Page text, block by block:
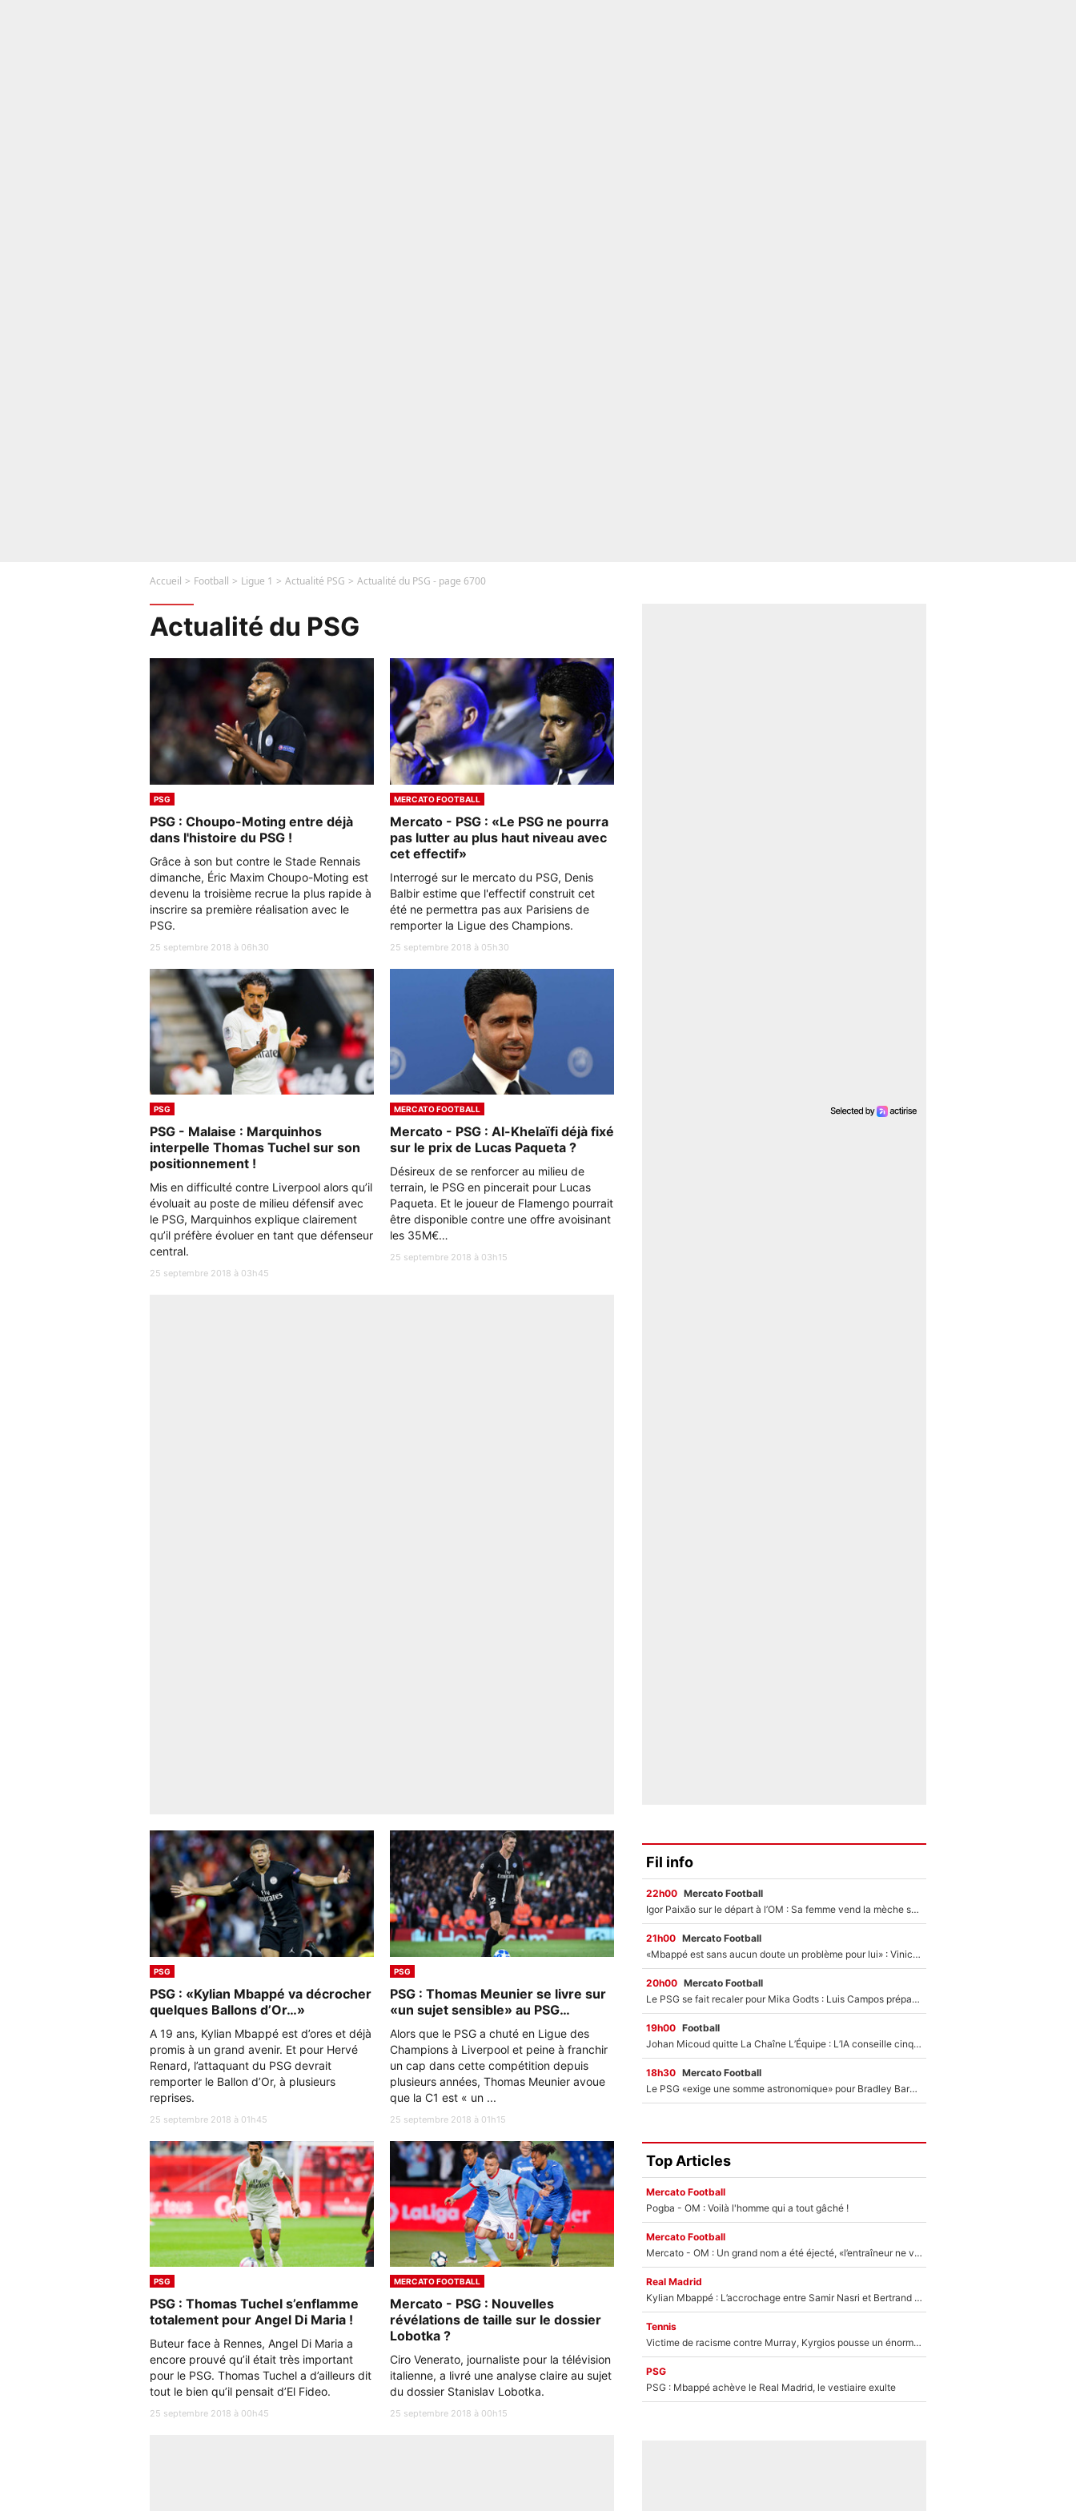
Accueil Football Ligue 1 Actualité PSG Actualité du PSG - page 6700
Actualité du PSG
PSG
PSG : Choupo-Moting entre déjà
dans l'histoire du PSG !
Grâce à son but contre le Stade Rennais
dimanche, Éric Maxim Choupo-Moting est
devenu la troisième recrue la plus rapide à
inscrire sa première réalisation avec le
PSG.
25 septembre 2018 à 06h30
MERCATO FOOTBALL
Mercato - PSG : «Le PSG ne pourra
pas lutter au plus haut niveau avec
cet effectif»
Interrogé sur le mercato du PSG, Denis
Balbir estime que l'effectif construit cet
été ne permettra pas aux Parisiens de
remporter la Ligue des Champions.
25 septembre 2018 à 05h30
PSG
PSG - Malaise : Marquinhos
interpelle Thomas Tuchel sur son
positionnement !
Mis en difficulté contre Liverpool alors qu’il
évoluait au poste de milieu défensif avec
le PSG, Marquinhos explique clairement
qu’il préfère évoluer en tant que défenseur
central.
25 septembre 2018 à 03h45
MERCATO FOOTBALL
Mercato - PSG : Al-Khelaïfi déjà fixé
sur le prix de Lucas Paqueta ?
Désireux de se renforcer au milieu de
terrain, le PSG en pincerait pour Lucas
Paqueta. Et le joueur de Flamengo pourrait
être disponible contre une offre avoisinant
les 35M€…
25 septembre 2018 à 03h15
PSG
PSG : «Kylian Mbappé va décrocher
quelques Ballons d’Or…»
A 19 ans, Kylian Mbappé est d’ores et déjà
promis à un grand avenir. Et pour Hervé
Renard, l’attaquant du PSG devrait
remporter le Ballon d’Or, à plusieurs
reprises.
25 septembre 2018 à 01h45
PSG
PSG : Thomas Meunier se livre sur
«un sujet sensible» au PSG…
Alors que le PSG a chuté en Ligue des
Champions à Liverpool et peine à franchir
un cap dans cette compétition depuis
plusieurs années, Thomas Meunier avoue
que la C1 est « un ...
25 septembre 2018 à 01h15
PSG
PSG : Thomas Tuchel s’enflamme
totalement pour Angel Di Maria !
Buteur face à Rennes, Angel Di Maria a
encore prouvé qu’il était très important
pour le PSG. Thomas Tuchel a d’ailleurs dit
tout le bien qu’il pensait d’El Fideo.
25 septembre 2018 à 00h45
MERCATO FOOTBALL
Mercato - PSG : Nouvelles
révélations de taille sur le dossier
Lobotka ?
Ciro Venerato, journaliste pour la télévision
italienne, a livré une analyse claire au sujet
du dossier Stanislav Lobotka.
25 septembre 2018 à 00h15
Fil info
22h00 Mercato Football
Igor Paixão sur le départ à l’OM : Sa femme vend la mèche sur les réseaux sociaux pour son transfert ?
21h00 Mercato Football
«Mbappé est sans aucun doute un problème pour lui» : Vinicius Jr bientôt sacrifié par le Real Madrid ?
20h00 Mercato Football
Le PSG se fait recaler pour Mika Godts : Luis Campos prépare déjà une nouvelle offensive pour boucler son transfert !
19h00 Football
Johan Micoud quitte La Chaîne L’Équipe : L’IA conseille cinq noms à Olivier Ménard pour le remplacer dans L’Équipe du Soir
18h30 Mercato Football
Le PSG «exige une somme astronomique» pour Bradley Barcola : Fabrizio Romano confirme sa prochaine destination !
Top Articles
Mercato Football
Pogba - OM : Voilà l'homme qui a tout gâché !
Mercato Football
Mercato - OM : Un grand nom a été éjecté, «l’entraîneur ne voulait pas me conserver»
Real Madrid
Kylian Mbappé : L’accrochage entre Samir Nasri et Bertrand Latour sur Canal+
Tennis
Victime de racisme contre Murray, Kyrgios pousse un énorme coup de gueule !
PSG
PSG : Mbappé achève le Real Madrid, le vestiaire exulte